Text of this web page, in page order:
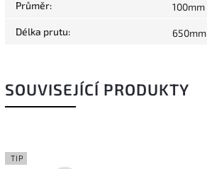
Průměr: 100mm
Délka prutu: 650mm
SOUVISEJÍCÍ PRODUKTY
TIP